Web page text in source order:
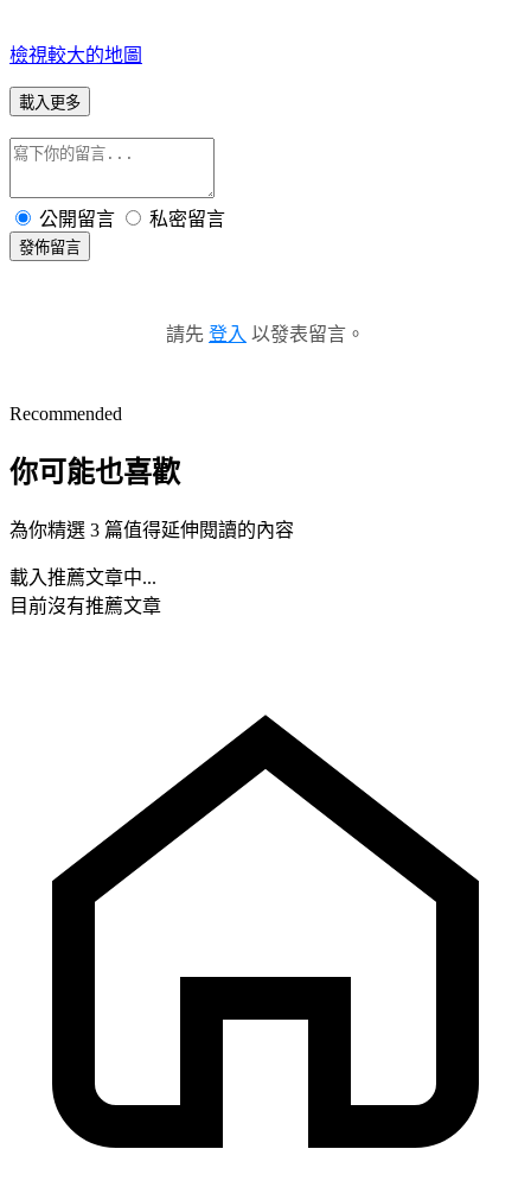
檢視較大的地圖
載入更多
公開留言 私密留言
發佈留言
請先 登入 以發表留言。
Recommended
你可能也喜歡
為你精選 3 篇值得延伸閱讀的內容
載入推薦文章中...
目前沒有推薦文章